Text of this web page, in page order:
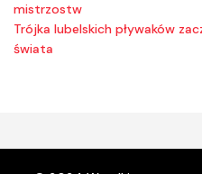
mistrzostw
Trójka lubelskich pływaków
świata